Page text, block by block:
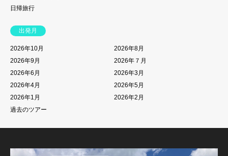
日帰旅行
出発月
2026年10月
2026年8月
2026年9月
2026年７月
2026年6月
2026年3月
2026年4月
2026年5月
2026年1月
2026年2月
過去のツアー